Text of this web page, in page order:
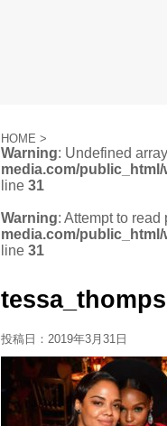
HOME >
Warning: Undefined
media.com/
line 31
Warning: Attempt to
media.com/
line 31
投稿日： 2019年3月31日